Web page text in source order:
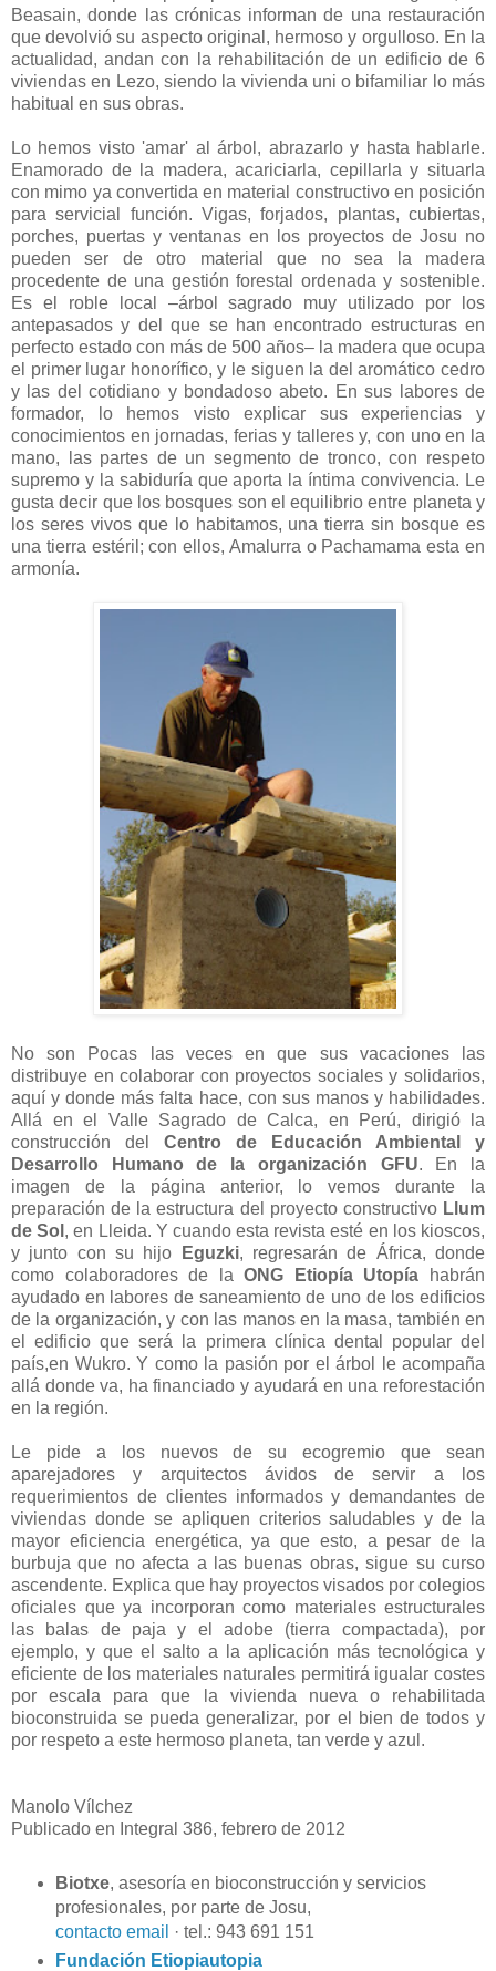
Beasain, donde las crónicas informan de una restauración
que devolvió su aspecto original, hermoso y orgulloso. En la
actualidad, andan con la rehabilitación de un edificio de 6
viviendas en Lezo, siendo la vivienda uni o bifamiliar lo más
habitual en sus obras.
Lo hemos visto 'amar' al árbol, abrazarlo y hasta hablarle.
Enamorado de la madera, acariciarla, cepillarla y situarla
con mimo ya convertida en material constructivo en posición
para servicial función. Vigas, forjados, plantas, cubiertas,
porches, puertas y ventanas en los proyectos de Josu no
pueden ser de otro material que no sea la madera
procedente de una gestión forestal ordenada y sostenible.
Es el roble local –árbol sagrado muy utilizado por los
antepasados y del que se han encontrado estructuras en
perfecto estado con más de 500 años– la madera que ocupa
el primer lugar honorífico, y le siguen la del aromático cedro
y las del cotidiano y bondadoso abeto. En sus labores de
formador, lo hemos visto explicar sus experiencias y
conocimientos en jornadas, ferias y talleres y, con uno en la
mano, las partes de un segmento de tronco, con respeto
supremo y la sabiduría que aporta la íntima convivencia. Le
gusta decir que los bosques son el equilibrio entre planeta y
los seres vivos que lo habitamos, una tierra sin bosque es
una tierra estéril; con ellos, Amalurra o Pachamama esta en
armonía.
No son Pocas las veces en que sus vacaciones las
distribuye en colaborar con proyectos sociales y solidarios,
aquí y donde más falta hace, con sus manos y habilidades.
Allá en el Valle Sagrado de Calca, en Perú, dirigió la
construcción del Centro de Educación Ambiental y
Desarrollo Humano de la organización GFU. En la
imagen de la página anterior, lo vemos durante la
preparación de la estructura del proyecto constructivo Llum
de Sol , en Lleida. Y cuando esta revista esté en los kioscos,
y junto con su hijo
Eguzki, regresarán de África, donde
como colaboradores de laONG Etiopía Utopía habrán
ayudado en labores de saneamiento de uno de los edificios
de la organización, y con las manos en la masa, también en
el edificio que será la primera clínica dental popular del
país,en Wukro. Y como la pasión por el árbol le acompaña
allá donde va, ha financiado y ayudará en una reforestación
en la región.
Le pide a los nuevos de su ecogremio que sean
aparejadores y arquitectos ávidos de servir a los
requerimientos de clientes informados y demandantes de
viviendas donde se apliquen criterios saludables y de la
mayor eficiencia energética, ya que esto, a pesar de la
burbuja que no afecta a las buenas obras, sigue su curso
ascendente. Explica que hay proyectos visados por colegios
oficiales que ya incorporan como materiales estructurales
las balas de paja y el adobe (tierra compactada), por
ejemplo, y que el salto a la aplicación más tecnológica y
eficiente de los materiales naturales permitirá igualar costes
por escala para que la vivienda nueva o rehabilitada
bioconstruida se pueda generalizar, por el bien de todos y
por respeto a este hermoso planeta, tan verde y azul.
Manolo Vílchez
Publicado en Integral 386, febrero de 2012
Biotxe, asesoría en bioconstrucción y servicios
profesionales, por parte de Josu,
contacto email
· tel.: 943 691 151
Fundación Etiopiautopia